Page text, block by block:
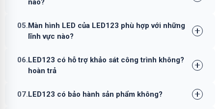
nào?
05.Màn hình LED của LED123 phù hợp với những
lĩnh vực nào?
06.LED123 có hỗ trợ khảo sát công trình không?
hoàn trả
07.LED123 có bảo hành sản phẩm không?